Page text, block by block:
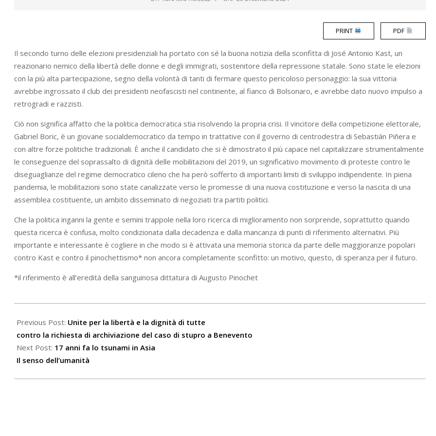
PRINT PDF
Il secondo turno delle elezioni presidenziali ha portato con sé la buona notizia della sconfitta di José Antonio Kast, un
reazionario nemico della libertà delle donne e degli immigrati, sostenitore della repressione statale. Sono state le elezioni
con la più alta partecipazione, segno della volontà di tanti di fermare questo pericoloso personaggio: la sua vittoria
avrebbe ingrossato il club dei presidenti neofascisti nel continente, al fianco di Bolsonaro, e avrebbe dato nuovo impulso a
retrogradi e razzisti.
Ciò non significa affatto che la politica democratica stia risolvendo la propria crisi. Il vincitore della competizione elettorale,
Gabriel Boric, è un giovane socialdemocratico da tempo in trattative con il governo di centrodestra di Sebastián Piñera e
con altre forze politiche tradizionali. È anche il candidato che si è dimostrato il più capace nel capitalizzare strumentalmente
le conseguenze del soprassalto di dignità delle mobilitazioni del 2019, un significativo movimento di proteste contro le
diseguaglianze del regime democratico cileno che ha però sofferto di importanti limiti di sviluppo indipendente. In piena
pandemia, le mobilitazioni sono state canalizzate verso le promesse di una nuova costituzione e verso la nascita di una
assemblea costituente, un ambito disseminato di negoziati tra partiti politici.
Che la politica inganni la gente e semini trappole nella loro ricerca di miglioramento non sorprende, soprattutto quando
questa ricerca è confusa, molto condizionata dalla decadenza e dalla mancanza di punti di riferimento alternativi. Più
importante e interessante è cogliere in che modo si è attivata una memoria storica da parte delle maggioranze popolari
contro Kast e contro il pinochettismo* non ancora completamente sconfitto: un motivo, questo, di speranza per il futuro.
*il riferimento è all’eredità della sanguinosa dittatura di Augusto Pinochet
12-
23
Previous Post: Unite per la libertà e la dignità di tutte
contro la richiesta di archiviazione del caso di stupro a Benevento
Next Post: 17 anni fa lo tsunami in Asia
Il senso dell’umanità